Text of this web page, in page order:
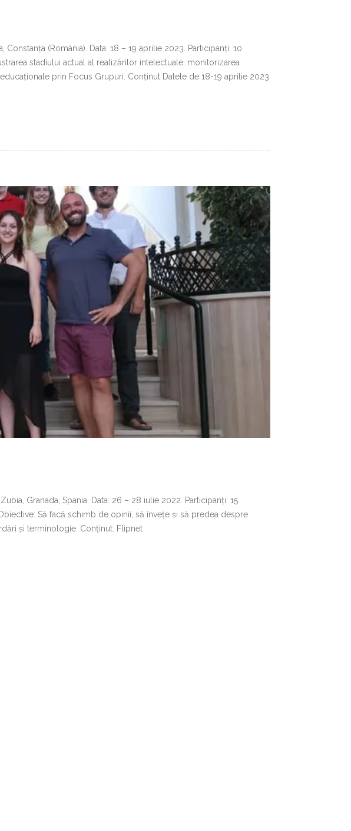
(România). Data: 18 – 19 aprilie 2023. Participanți: 10
stadiului actual al realizărilor intelectuale, monitorizarea
prin Focus Grupuri. Conținut Datele de 18-19 aprilie 2023
Granada, Spania. Data: 26 – 28 iulie 2022. Participanți: 15
Să facă schimb de opinii, să învețe și să predea despre
și terminologie. Conținut: Flipnet